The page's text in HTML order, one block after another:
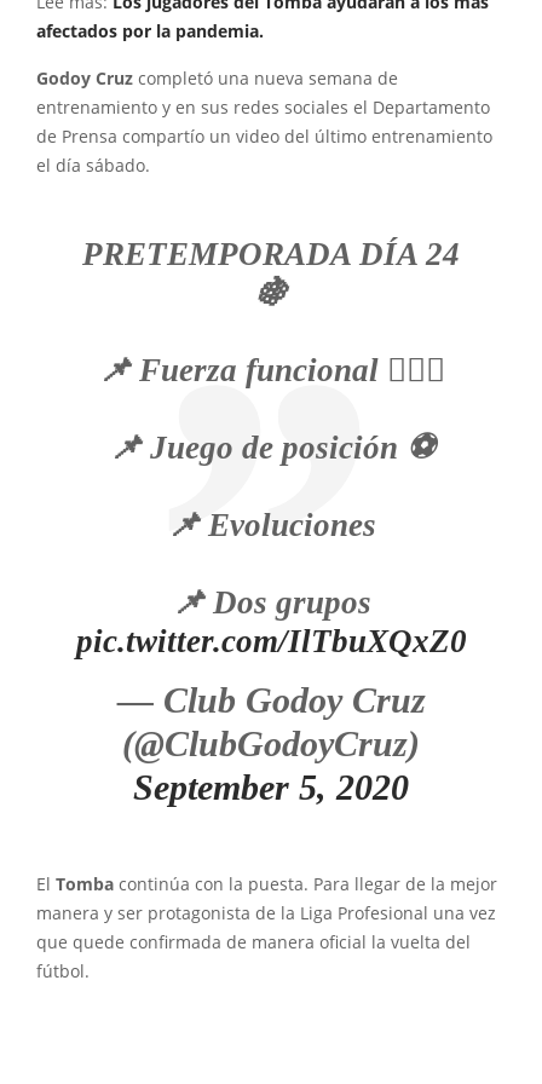
afectados por la pandemia.
Godoy Cruz completó una nueva semana de
entrenamiento y en sus redes sociales el Departamento
de Prensa compartío un video del último entrenamiento
el día sábado.
PRETEMPORADA DÍA 24
🍇
📌 Fuerza funcional 🏋🏻‍♂️
📌 Juego de posición ⚽️
📌 Evoluciones
📌 Dos grupos
pic.twitter.com/IlTbuXQxZ0
— Club Godoy Cruz
(@ClubGodoyCruz)
September 5, 2020
El Tomba continúa con la puesta. Para llegar de la mejor
manera y ser protagonista de la Liga Profesional una vez
que quede confirmada de manera oficial la vuelta del
fútbol.